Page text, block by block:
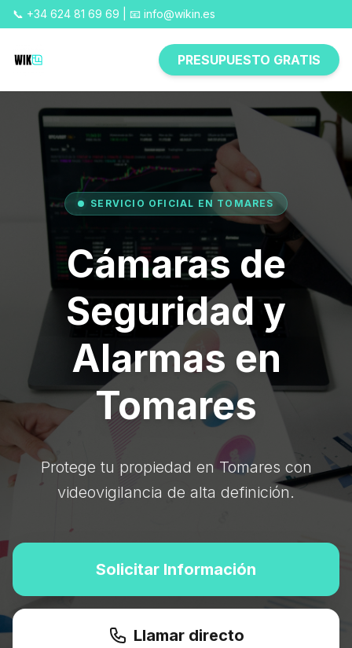
📞 +34 624 81 69 69 | 📧 info@wikin.es
PRESUPUESTO GRATIS
SERVICIO OFICIAL EN TOMARES
Cámaras de
Seguridad y
Alarmas en
Tomares
Protege tu propiedad en Tomares con
videovigilancia de alta definición.
Solicitar Información
Llamar directo